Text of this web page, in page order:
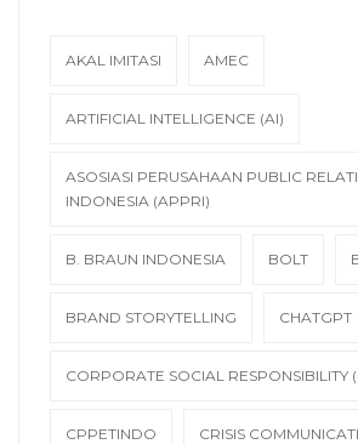
AKAL IMITASI AMEC
ARTIFICIAL INTELLIGENCE (AI)
ASOSIASI PERUSAHAAN PUBLIC
INDONESIA (APPRI)
B. BRAUN INDONESIA BOLT
BRAND STORYTELLING CHATGPT
CORPORATE SOCIAL RESPONSIBILITY
CPPETINDO CRISIS